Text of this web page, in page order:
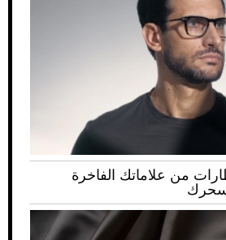
لا تُقاوم: 5 نظارات من علاماتك الفاخرة
سحرك